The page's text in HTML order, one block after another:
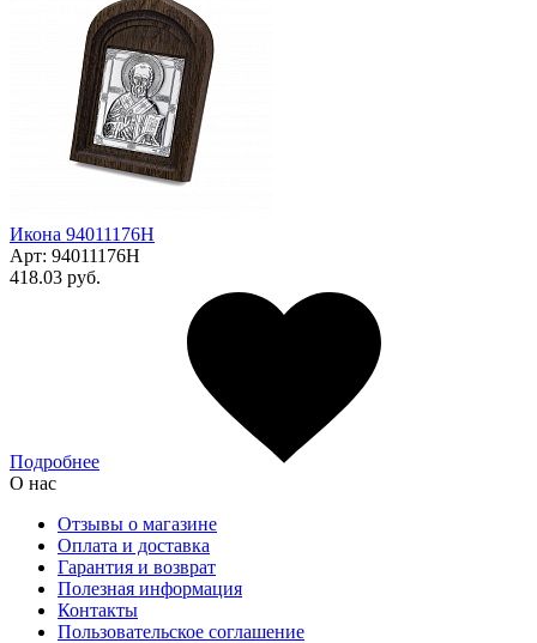
Икона 94011176Н
Арт: 94011176Н
418.03 руб.
Подробнее
О нас
Отзывы о магазине
Оплата и доставка
Гарантия и возврат
Полезная информация
Контакты
Пользовательское соглашение